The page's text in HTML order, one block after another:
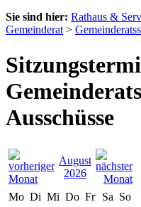
Sie sind hier: Rathaus &
Gemeinderat >
Ausschüsse
August
2026
Mo Di Mi Do Fr Sa So